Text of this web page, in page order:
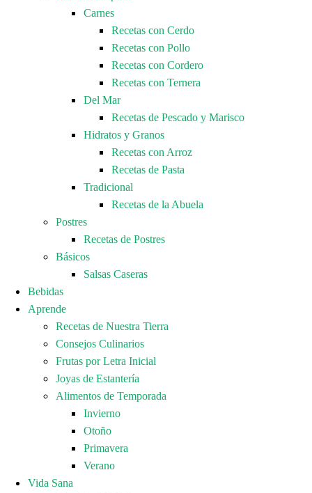
Carnes
Recetas con Cerdo
Recetas con Pollo
Recetas con Cordero
Recetas con Ternera
Del Mar
Recetas de Pescado y Marisco
Hidratos y Granos
Recetas con Arroz
Recetas de Pasta
Tradicional
Recetas de la Abuela
Postres
Recetas de Postres
Básicos
Salsas Caseras
Bebidas
Aprende
Recetas de Nuestra Tierra
Consejos Culinarios
Frutas por Letra Inicial
Joyas de Estantería
Alimentos de Temporada
Invierno
Otoño
Primavera
Verano
Vida Sana